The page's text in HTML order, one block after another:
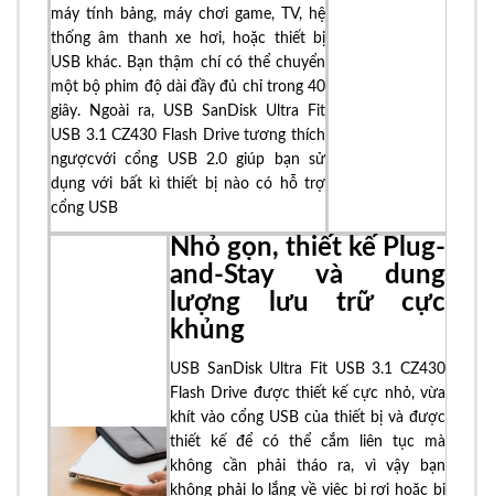
máy tính bảng, máy chơi game, TV, hệ
thống âm thanh xe hơi, hoặc thiết bị
USB khác. Bạn thậm chí có thể chuyển
một bộ phim độ dài đầy đủ chỉ trong 40
giây. Ngoài ra, USB SanDisk Ultra Fit
USB 3.1 CZ430 Flash Drive tương thích
ngượcvới cổng USB 2.0 giúp bạn sử
dụng với bất kì thiết bị nào có hỗ trợ
cổng USB
Nhỏ gọn, thiết kế Plug-
and-Stay và dung
lượng lưu trữ cực
khủng
USB SanDisk Ultra Fit USB 3.1 CZ430
Flash Drive được thiết kế cực nhỏ, vừa
khít vào cổng USB của thiết bị và được
thiết kế để có thể cắm liên tục mà
không cần phải tháo ra, vì vậy bạn
không phải lo lắng về việc bị rơi hoặc bị